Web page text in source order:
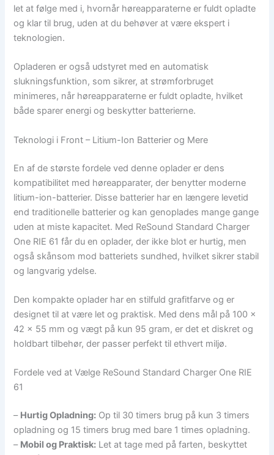
let at følge med i, hvornår høreapparaterne er fuldt opladte
og klar til brug, uden at du behøver at være ekspert i
teknologien.
Opladeren er også udstyret med en automatisk
slukningsfunktion, som sikrer, at strømforbruget
minimeres, når høreapparaterne er fuldt opladte, hvilket
både sparer energi og beskytter batterierne.
Teknologi i Front – Litium-Ion Batterier og Mere
En af de største fordele ved denne oplader er dens
kompatibilitet med høreapparater, der benytter moderne
litium-ion-batterier. Disse batterier har en længere levetid
end traditionelle batterier og kan genoplades mange gange
uden at miste kapacitet. Med ReSound Standard Charger
One RIE 61 får du en oplader, der ikke blot er hurtig, men
også skånsom mod batteriets sundhed, hvilket sikrer stabil
og langvarig ydelse.
Den kompakte oplader har en stilfuld grafitfarve og er
designet til at være let og praktisk. Med dens mål på 100 x
42 x 55 mm og vægt på kun 95 gram, er det et diskret og
holdbart tilbehør, der passer perfekt til ethvert miljø.
Fordele ved at Vælge ReSound Standard Charger One RIE
61
– Hurtig Opladning: Op til 30 timers brug på kun 3 timers
opladning og 15 timers brug med bare 1 times opladning.
– Mobil og Praktisk: Let at tage med på farten, beskyttet